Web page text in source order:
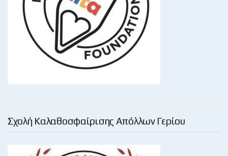
Σχολή Καλαθοσφαίρισης Απόλλων Γερίου